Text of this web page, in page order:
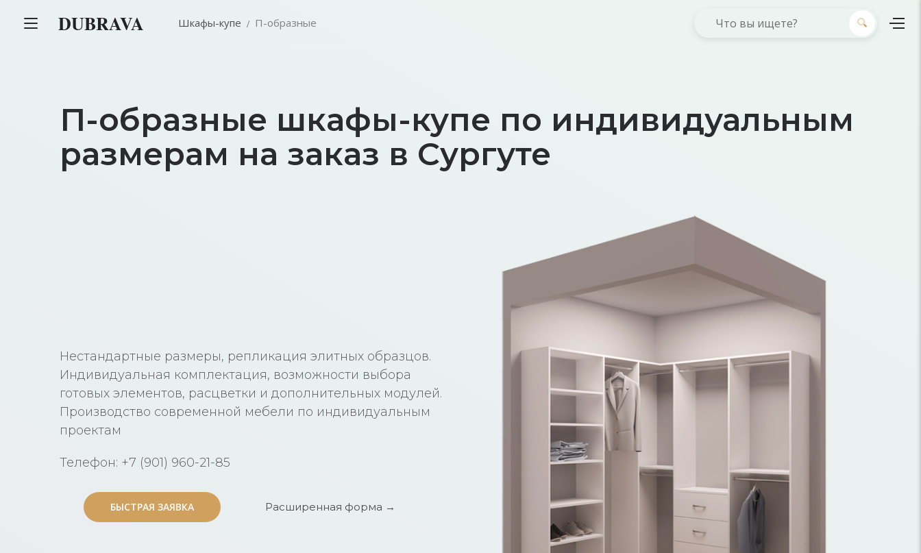
П-образные шкафы-купе по индивидуальным
размерам на заказ в Сургуте
Нестандартные размеры, репликация элитных образцов.
Индивидуальная комплектация, возможности выбора
готовых элементов, расцветки и дополнительных модулей.
Производство современной мебели по индивидуальным
проектам
Телефон: +7 (901) 960-21-85
БЫСТРАЯ ЗАЯВКА
БЫСТРАЯ ЗАЯВКА Расширенная форма →
DUBRAVA Шкафы-купе П-образные